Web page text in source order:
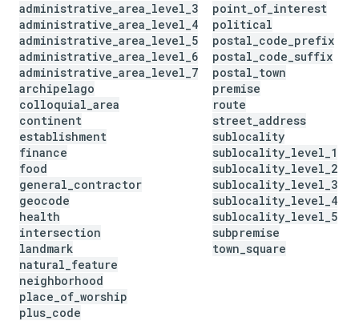
administrative area level 3
administrative area level 4
administrative area level 5
administrative area level 6
administrative area level 7
archipelago
colloquial area
continent
establishment
finance
food
general contractor
geocode
health
intersection
landmark
natural feature
neighborhood
place of worship
plus code
point of interest
political
postal code prefix
postal code suffix
postal town
premise
route
street address
sublocality
sublocality level 1
sublocality level 2
sublocality level 3
sublocality level 4
sublocality level 5
subpremise
town square